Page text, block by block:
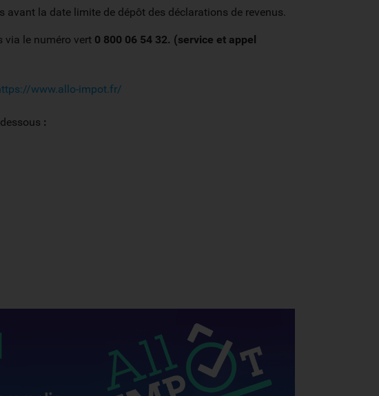
avant la date limite de dépôt des déclarations de revenus.
via le numéro vert 0 800 06 54 32. (service et appel
www.allo-impot.fr/
: